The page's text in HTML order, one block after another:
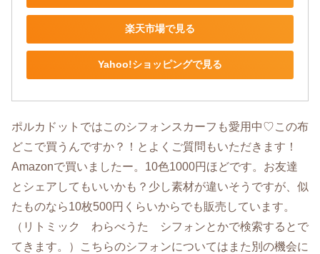
楽天市場で見る
Yahoo!ショッピングで見る
ポルカドットではこのシフォンスカーフも愛用中♡この布
どこで買うんですか？！とよくご質問もいただきます！
Amazonで買いましたー。10色1000円ほどです。お友達
とシェアしてもいいかも？少し素材が違いそうですが、似
たものなら10枚500円くらいからでも販売しています。
（リトミック わらべうた シフォンとかで検索するとで
てきます。）こちらのシフォンについてはまた別の機会に